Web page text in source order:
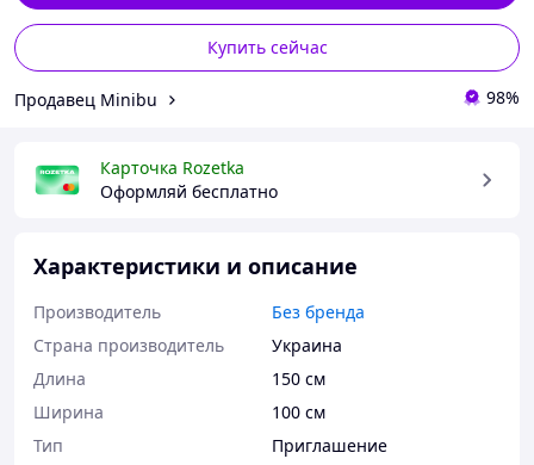
Купить сейчас
Продавец Minibu 98%
Карточка Rozetka
Оформляй бесплатно
Характеристики и описание
Производитель
Без бренда
Страна производитель
Украина
Длина
150 см
Ширина
100 см
Тип
Приглашение